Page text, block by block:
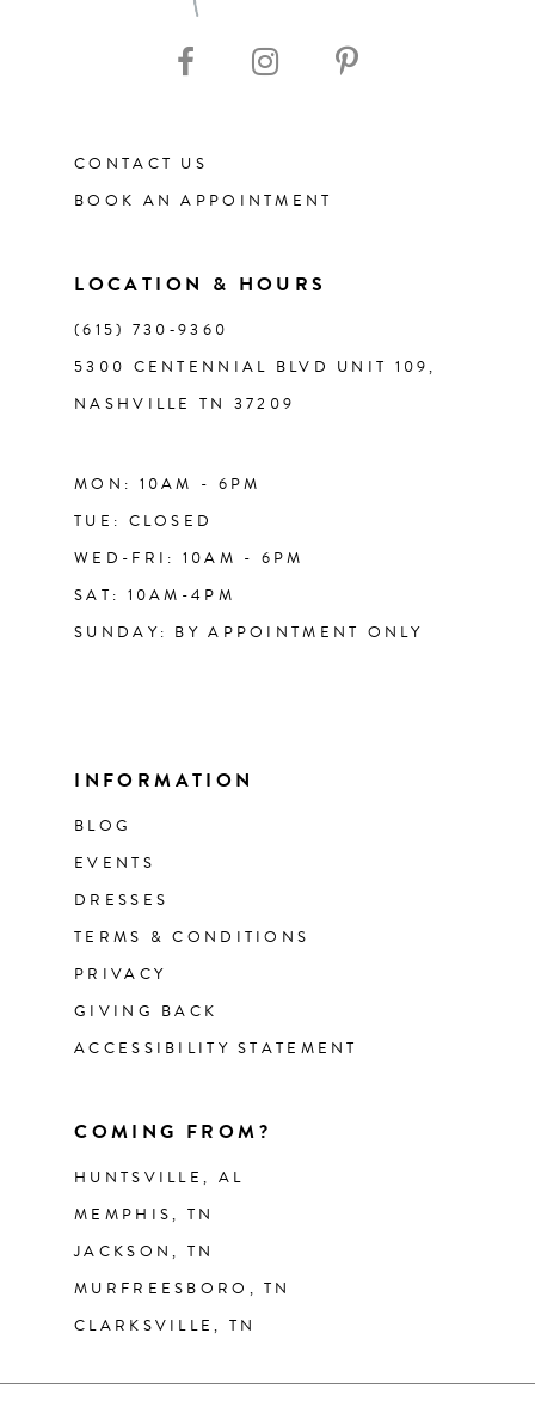
CONTACT US
BOOK AN APPOINTMENT
LOCATION & HOURS
(615) 730‑9360
5300 CENTENNIAL BLVD UNIT 109,
NASHVILLE TN 37209
MON: 10AM - 6PM
TUE: CLOSED
WED-FRI: 10AM - 6PM
SAT: 10AM-4PM
SUNDAY: BY APPOINTMENT ONLY
INFORMATION
BLOG
EVENTS
DRESSES
TERMS & CONDITIONS
PRIVACY
GIVING BACK
ACCESSIBILITY STATEMENT
COMING FROM?
HUNTSVILLE, AL
MEMPHIS, TN
JACKSON, TN
MURFREESBORO, TN
CLARKSVILLE, TN